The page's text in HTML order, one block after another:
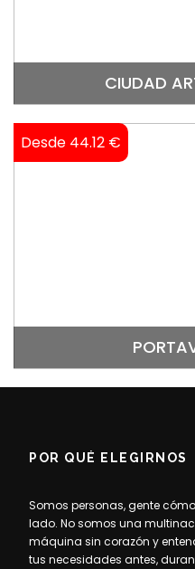
CIUDAD
Desde 44.12 €
POR QUÉ ELEGIRNOS
Somos personas, gente
lado. No somos una
máquina sin corazón y
tus necesidades antes,